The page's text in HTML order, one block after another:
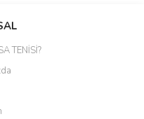
TENİSİ?